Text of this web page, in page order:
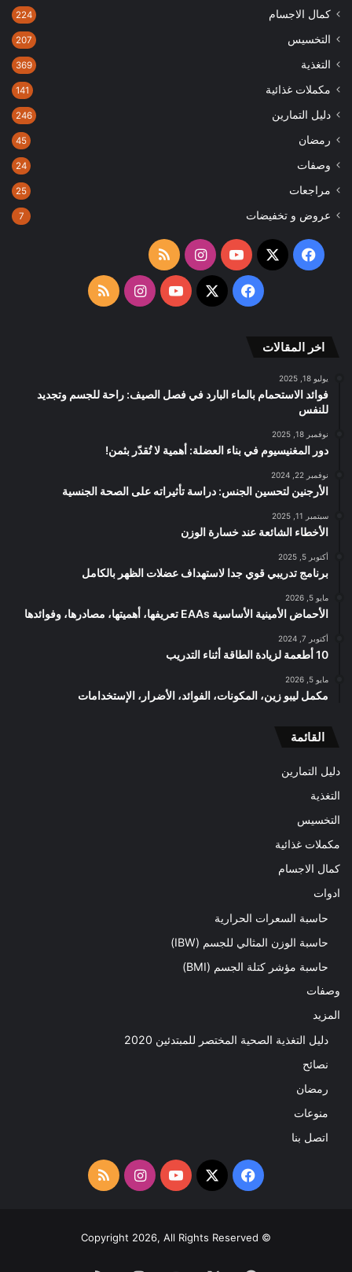
كمال الاجسام 224
التخسيس 207
التغذية 369
مكملات غذائية 141
دليل التمارين 246
رمضان 45
وصفات 24
مراجعات 25
عروض و تخفيضات 7
فيسبوك
‫X
‫YouTubeانستقرامملخص
الموقع
فيسبوك
‫X
‫YouTubeانستقرامملخص
اخر المقالات
يوليو 18, 2025
فوائد الاستحمام بالماء البارد في فصل الصيف: راحة للجسم وتجديد
للنفس
نوفمبر 18, 2025
دور المغنيسيوم في بناء العضلة: أهمية لا تُقدّر بثمن!
نوفمبر 22, 2024
الأرجنين لتحسين الجنس: دراسة تأثيراته على الصحة الجنسية
سبتمبر 11, 2025
الأخطاء الشائعة عند خسارة الوزن
أكتوبر 5, 2025
برنامج تدريبي قوي جدا لاستهداف عضلات الظهر بالكامل
مايو 5, 2026
الأحماض الأمينية الأساسية EAAs تعريفها، أهميتها، مصادرها، وفوائدها
أكتوبر 7, 2024
10 أطعمة لزيادة الطاقة أثناء التدريب
مايو 5, 2026
مكمل ليبو زين، المكونات، الفوائد، الأضرار، الإستخدامات
القائمة
دليل التمارين
التغذية
التخسيس
مكملات غذائية
كمال الاجسام
ادوات
حاسبة السعرات الحرارية
حاسبة الوزن المثالي للجسم (IBW)
حاسبة مؤشر كتلة الجسم (BMI)
وصفات
المزيد
دليل التغذية الصحية المختصر للمبتدئين 2020​
نصائح
رمضان
منوعات
اتصل بنا
فيسبوك
‫X
‫YouTubeانستقرامملخص
RSS
© Copyright 2026, All Rights Reserved